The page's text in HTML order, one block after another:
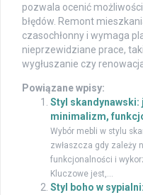
pozwala ocenić
błędów. Remont
czasochłonny i wymaga
nieprzewidziane prace,
wygłuszanie czy
Powiązane wpisy:
Styl skandynawski:
minimalizm,
Wybór mebli w stylu
zwłaszcza gdy zależy
funkcjonalności i
Kluczowe jest,...
Styl boho w